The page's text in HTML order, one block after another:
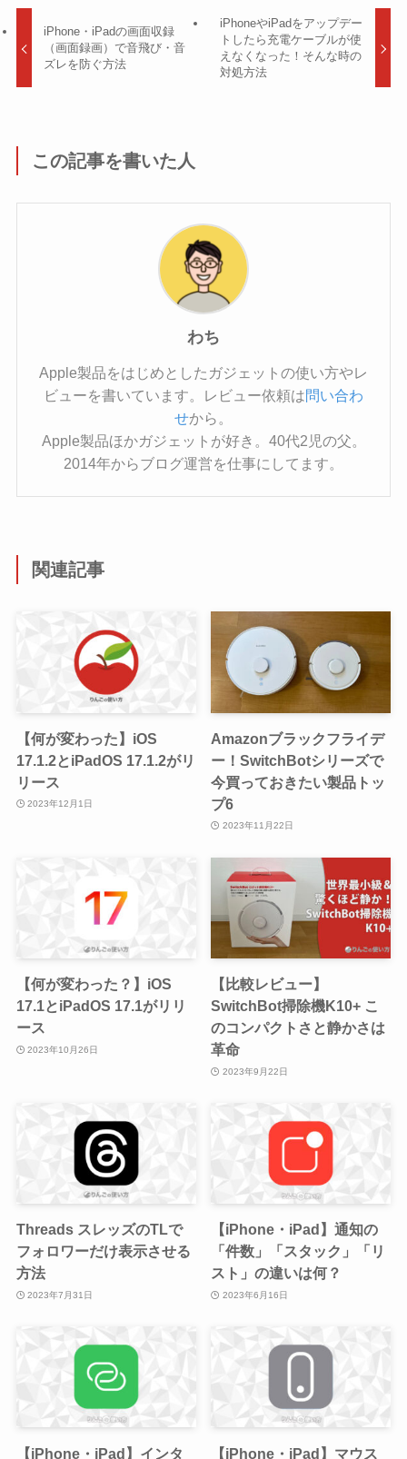
iPhone・iPadの画面収録
（画面録画）で音飛び・音
ズレを防ぐ方法
iPhoneやiPadをアップデー
トしたら充電ケーブルが使
えなくなった！そんな時の
対処方法
この記事を書いた人
わち
Apple製品をはじめとしたガジェットの使い方やレ
ビューを書いています。レビュー依頼は問い合わ
せから。
Apple製品ほかガジェットが好き。40代2児の父。
2014年からブログ運営を仕事にしてます。
関連記事
【何が変わった】iOS
17.1.2とiPadOS 17.1.2がリ
リース
2023年12月1日
Amazonブラックフライデ
ー！SwitchBotシリーズで
今買っておきたい製品トッ
プ6
2023年11月22日
【何が変わった？】iOS
17.1とiPadOS 17.1がリリ
ース
2023年10月26日
【比較レビュー】
SwitchBot掃除機K10+ こ
のコンパクトさと静かさは
革命
2023年9月22日
Threads スレッズのTLで
フォロワーだけ表示させる
方法
2023年7月31日
【iPhone・iPad】通知の
「件数」「スタック」「リ
スト」の違いは何？
2023年6月16日
【iPhone・iPad】インタ 【iPhone・iPad】マウス